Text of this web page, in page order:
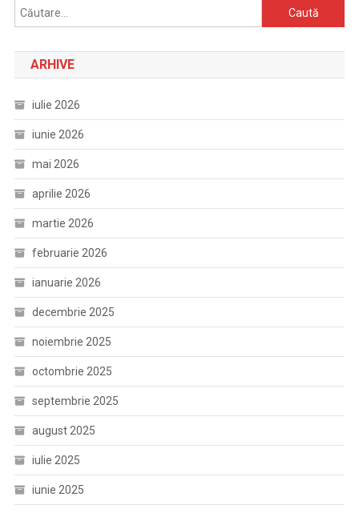
Caută
după:
ARHIVE
iulie 2026
iunie 2026
mai 2026
aprilie 2026
martie 2026
februarie 2026
ianuarie 2026
decembrie 2025
noiembrie 2025
octombrie 2025
septembrie 2025
august 2025
iulie 2025
iunie 2025